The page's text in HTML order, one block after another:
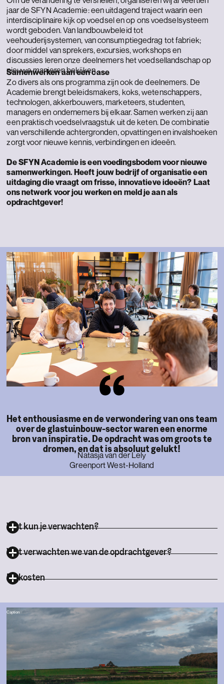
jaar de SFYN Academie: een uitdagend traject waarin een
interdisciplinaire kijk op voedsel en op ons voedselsysteem
wordt geboden. Van landbouwbeleid tot
veehouderijsystemen, van consumptiegedrag tot fabriek;
door middel van sprekers, excursies, workshops en
discussies leren onze deelnemers het voedsellandschap op
nieuwe manieren bekijken.
Samenwerken aan een case
Zo divers als ons programma zijn ook de deelnemers. De
Academie brengt beleidsmakers, koks, wetenschappers,
technologen, akkerbouwers, marketeers, studenten,
managers en ondernemers bij elkaar. Samen werken zij aan
een praktisch voedselvraagstuk uit de keten. De combinatie
van verschillende achtergronden, opvattingen en invalshoeken
zorgt voor nieuwe kennis, verbindingen en ideeën.
De SFYN Academie is een voedingsbodem voor nieuwe
samenwerkingen. Heeft jouw bedrijf of organisatie een
uitdaging die vraagt om frisse, innovatieve ideeën? Laat
ons netwerk voor jou werken en meld je aan als
opdrachtgever!
Caption
Het enthousiasme en de verwondering van ons team
over de glastuinbouw-sector waren een enorme
bron van inspiratie. De opdracht was om groots te
dromen, en dat is absoluut gelukt!
Natasja van der Lely
Greenport West-Holland
Wat kun je verwachten?
Wat verwachten we van de opdrachtgever?
De kosten
Caption